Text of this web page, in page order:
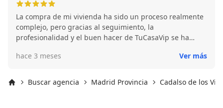
La compra de mi vivienda ha sido un proceso realmente
complejo, pero gracias al seguimiento, la
profesionalidad y el buen hacer de TuCasaVip se ha
hace 3 meses
Ver más
Buscar agencia Madrid Provincia Cadalso de los